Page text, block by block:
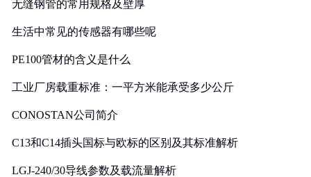
无缝钢管的常用规格及壁厚
生活中常见的传感器有哪些呢
PE100管材的含义是什么
工业厂房载重标准：一平方米能承受多少公斤
CONOSTAN公司简介
C13和C14插头国标与欧标的区别及其标准解析
LGJ-240/30导线参数及载流量解析